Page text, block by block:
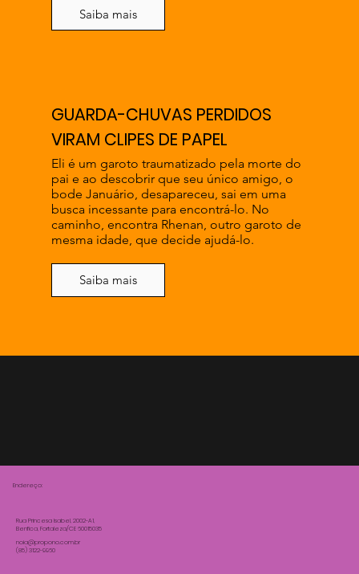
Saiba mais
GUARDA-CHUVAS PERDIDOS
VIRAM CLIPES DE PAPEL
Eli é um garoto traumatizado pela morte do
pai e ao descobrir que seu único amigo, o
bode Januário, desapareceu, sai em uma
busca incessante para encontrá-lo. No
caminho, encontra Rhenan, outro garoto de
mesma idade, que decide ajudá-lo.
Saiba mais
Endereço:
Rua Princesa Isabel, 2002-A1,
Benfica, Fortaleza/CE 60015035
noia@propono.com.br
(85) 3122-9960